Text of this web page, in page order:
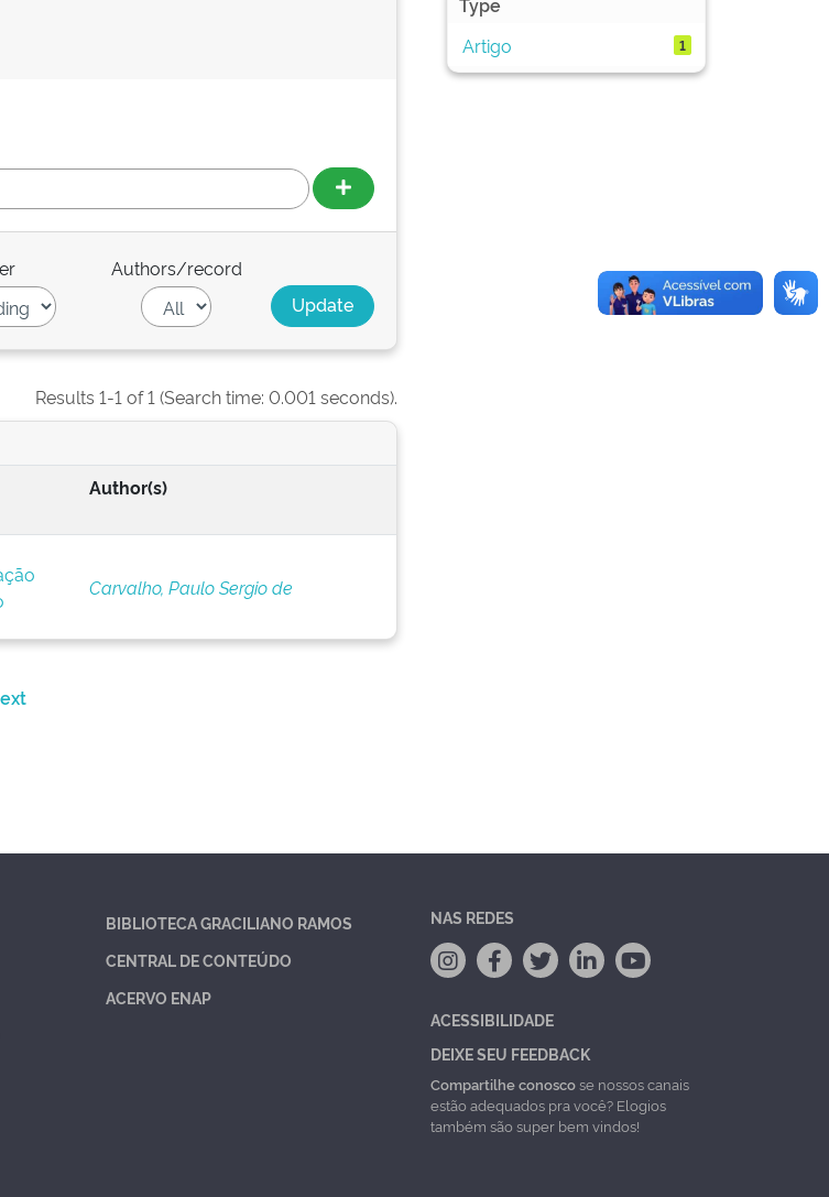
Authors/record
Results 1-1 of 1 (Search time: 0.001 seconds).
Author(s)
Carvalho, Paulo Sergio de
Artigo
1
BIBLIOTECA GRACILIANO RAMOS
CENTRAL DE CONTEÚDO
ACERVO ENAP
NAS REDES
ACESSIBILIDADE
DEIXE SEU FEEDBACK
Compartilhe conoscose nossos canais
estão adequados pra você? Elogios
também são super bem vindos!